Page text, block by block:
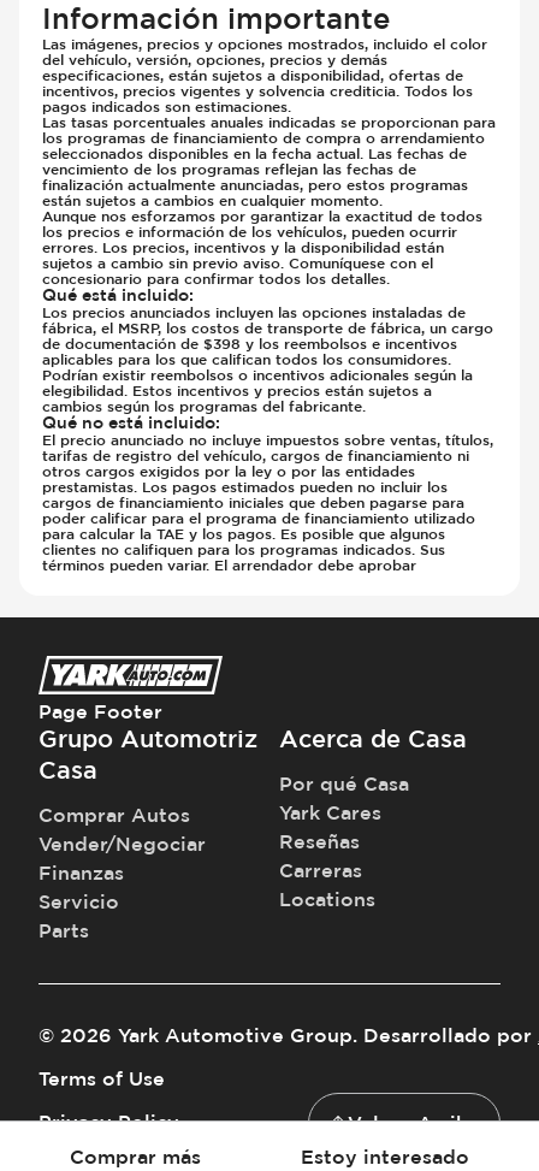
Información importante
Las imágenes, precios y opciones mostrados, incluido el color
del vehículo, versión, opciones, precios y demás
especificaciones, están sujetos a disponibilidad, ofertas de
incentivos, precios vigentes y solvencia crediticia. Todos los
pagos indicados son estimaciones.
Las tasas porcentuales anuales indicadas se proporcionan para
los programas de financiamiento de compra o arrendamiento
seleccionados disponibles en la fecha actual. Las fechas de
vencimiento de los programas reflejan las fechas de
finalización actualmente anunciadas, pero estos programas
están sujetos a cambios en cualquier momento.
Aunque nos esforzamos por garantizar la exactitud de todos
los precios e información de los vehículos, pueden ocurrir
errores. Los precios, incentivos y la disponibilidad están
sujetos a cambio sin previo aviso. Comuníquese con el
concesionario para confirmar todos los detalles.
Qué está incluido:
Los precios anunciados incluyen las opciones instaladas de
fábrica, el MSRP, los costos de transporte de fábrica, un cargo
de documentación de $398 y los reembolsos e incentivos
aplicables para los que califican todos los consumidores.
Podrían existir reembolsos o incentivos adicionales según la
elegibilidad. Estos incentivos y precios están sujetos a
cambios según los programas del fabricante.
Qué no está incluido:
El precio anunciado no incluye impuestos sobre ventas, títulos,
tarifas de registro del vehículo, cargos de financiamiento ni
otros cargos exigidos por la ley o por las entidades
prestamistas. Los pagos estimados pueden no incluir los
cargos de financiamiento iniciales que deben pagarse para
poder calificar para el programa de financiamiento utilizado
para calcular la TAE y los pagos. Es posible que algunos
clientes no califiquen para los programas indicados. Sus
términos pueden variar. El arrendador debe aprobar
Comprar más Estoy interesado
Page Footer
Grupo Automotriz
Casa
Comprar Autos
Vender/Negociar
Finanzas
Servicio
Parts
Acerca de Casa
Por qué Casa
Yark Cares
Reseñas
Carreras
Locations
© 2026 Yark Automotive Group. Desarrollado por
Terms of Use
Privacy Policy
Volver Arriba